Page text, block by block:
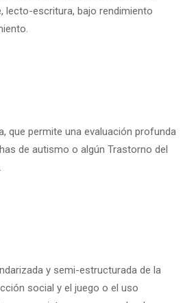
lecto-escritura, bajo rendimiento
que permite una evaluación profunda
de autismo o algún Trastorno del
y semi-estructurada de la
social y el juego o el uso